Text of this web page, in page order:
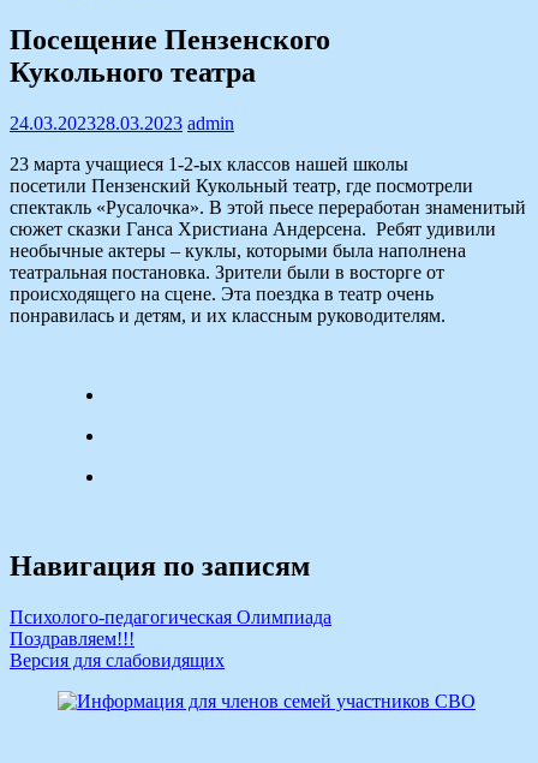
Посещение Пензенского
Кукольного театра
24.03.202328.03.2023 admin
23 марта учащиеся 1-2-ых классов нашей школы
посетили Пензенский Кукольный театр, где посмотрели
спектакль «Русалочка». В этой пьесе переработан знаменитый
сюжет сказки Ганса Христиана Андерсена. Ребят удивили
необычные актеры – куклы, которыми была наполнена
театральная постановка. Зрители были в восторге от
происходящего на сцене. Эта поездка в театр очень
понравилась и детям, и их классным руководителям.
Навигация по записям
Психолого-педагогическая Олимпиада
Поздравляем!!!
Версия для слабовидящих